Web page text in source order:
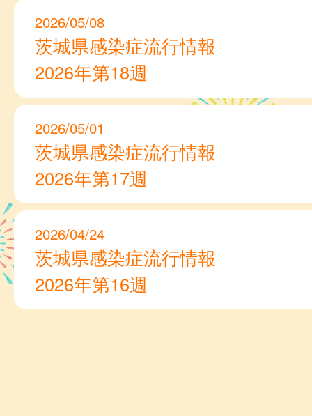
2026/05/08
茨城県感染症流行情報
2026年第18週
2026/05/01
茨城県感染症流行情報
2026年第17週
2026/04/24
茨城県感染症流行情報
2026年第16週